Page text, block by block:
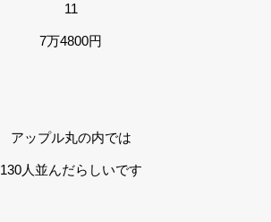
11
7万4800円
アップル丸の内では
130人並んだらしいです